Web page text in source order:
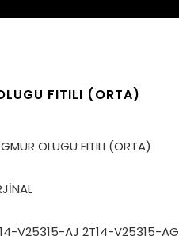
FITILI (ORTA)
OLUGU FITILI (ORTA)
V25315-AJ 2T14-V25315-AG